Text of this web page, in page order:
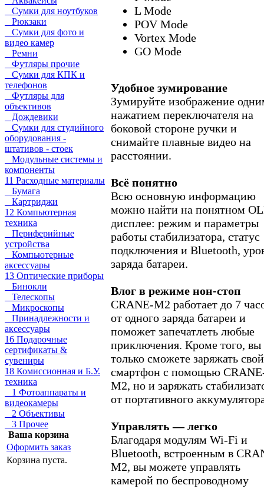
Сумки для ноутбуков
Рюкзаки
Сумки для фото и
видео камер
Ремни
Футляры прочие
Сумки для КПК и
телефонов
Футляры для
объективов
Дождевики
Сумки для студийного
оборудования -
штативов - стоек
Модульные системы и
компоненты
11 Расходные материалы
Бумага
Картриджи
12 Компьютерная
техника
Периферийные
устройства
Компьютерные
аксессуары
13 Оптические приборы
Бинокли
Телескопы
Микроскопы
Принадлежности и
аксессуары
16 Подарочные
сертификаты &
сувениры
18 Комиссионная и Б.У.
техника
1 Фотоаппараты и
видеокамеры
2 Объективы
3 Прочее
Ваша корзина
Оформить заказ
Корзина пуста.
L Mode
POV Mode
Vortex Mode
GO Mode
Удобное зумирование
Зумируйте изображение
нажатием переключателя на
боковой стороне ручки и
снимайте плавные видео на
расстоянии.
Всё понятно
Всю основную информацию
можно найти на понятном
дисплее: режим и параметры
работы стабилизатора, статус
подключения и Bluetooth,
заряда батареи.
Влог в режиме нон-стоп
CRANE-M2 работает до 7
от одного заряда батареи и
поможет запечатлеть любые
приключения. Кроме того, вы
только сможете заряжать свой
смартфон с помощью
M2, но и заряжать
от портативного
Управлять — легко
Благодаря модулям Wi-Fi и
Bluetooth, встроенным в
M2, вы можете управлять
камерой по беспроводному